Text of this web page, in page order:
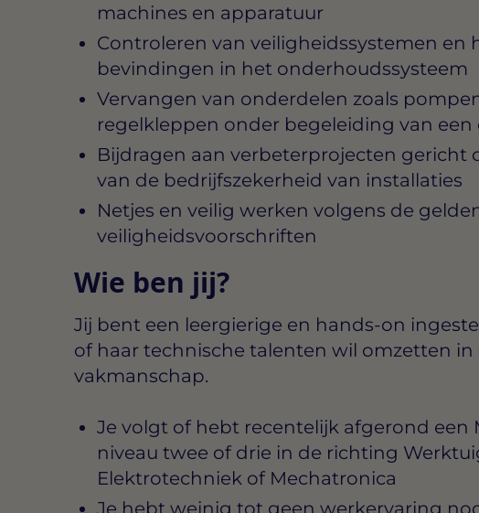
machines en apparatuur
Controleren van veiligheidssystemen en
bevindingen in het onderhoudssysteem
Vervangen van onderdelen zoals
regelkleppen onder begeleiding van
Bijdragen aan verbeterprojecten gericht
van de bedrijfszekerheid van installaties
Netjes en veilig werken volgens de
veiligheidsvoorschriften
Wie ben jij?
Jij bent een leergierige en hands-on
of haar technische talenten wil omzetten in
vakmanschap.
Je volgt of hebt recentelijk afgerond een
niveau twee of drie in de richting
Elektrotechniek of Mechatronica
Je hebt weinig tot geen werkervaring